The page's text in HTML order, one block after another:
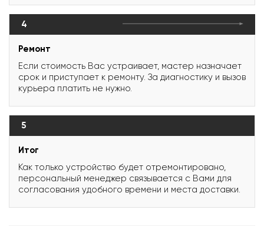
4
Ремонт
Если стоимость Вас устраивает, мастер назначает
срок и приступает к ремонту. За диагностику и вызов
курьера платить не нужно.
5
Итог
Как только устройство будет отремонтировано,
персональный менеджер связывается с Вами для
согласования удобного времени и места доставки.